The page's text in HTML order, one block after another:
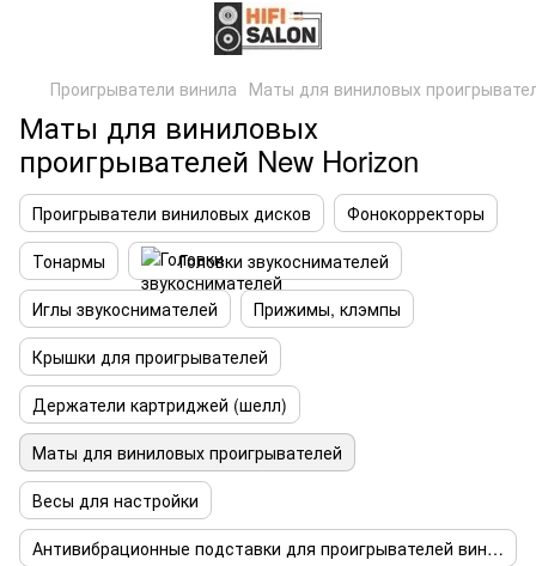
Проигрыватели винила Маты для виниловых
Маты для виниловых
проигрывателей New Horizon
Проигрыватели виниловых дисков
Фонокорректоры
Тонармы
Головки звукоснимателей
Иглы звукоснимателей
Прижимы, клэмпы
Крышки для проигрывателей
Держатели картриджей (шелл)
Маты для виниловых проигрывателей
Весы для настройки
Антивибрационные подставки для проигрывателей винила